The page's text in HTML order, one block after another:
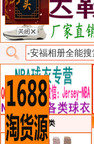
类目详细分类